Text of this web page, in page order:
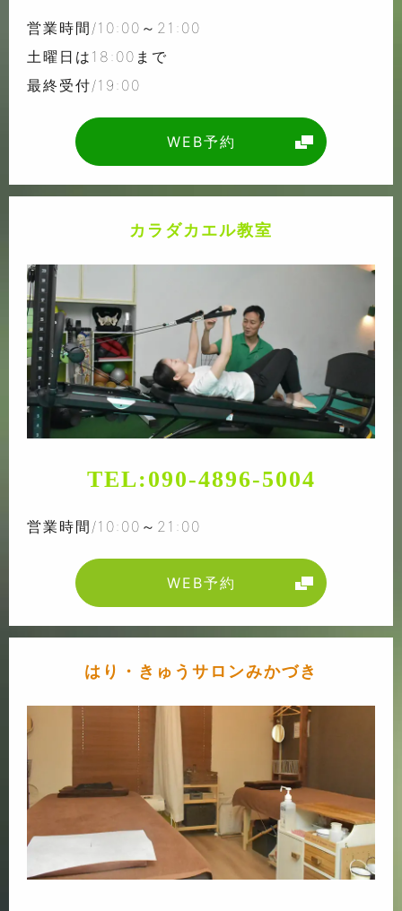
営業時間/10:00～21:00
土曜日は18:00まで
最終受付/19:00
WEB予約
カラダカエル教室
TEL:090-4896-5004
営業時間/10:00～21:00
WEB予約
はり・きゅうサロンみかづき